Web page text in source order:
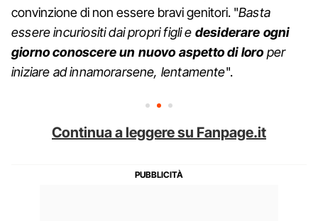
convinzione di non essere bravi genitori. "Basta
essere incuriositi dai propri figli e desiderare ogni
giorno conoscere un nuovo aspetto di loro per
iniziare ad innamorarsene, lentamente".
Continua a leggere su Fanpage.it